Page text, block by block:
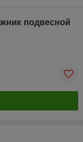
подвесной